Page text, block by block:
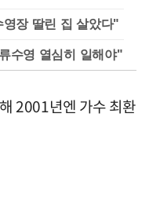
장 딸린 집 살았다"
수영 열심히 일해야"
2001년엔 가수 최환